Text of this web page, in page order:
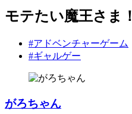
モテたい魔王さま！
#アドベンチャーゲーム
#ギャルゲー
がろちゃん